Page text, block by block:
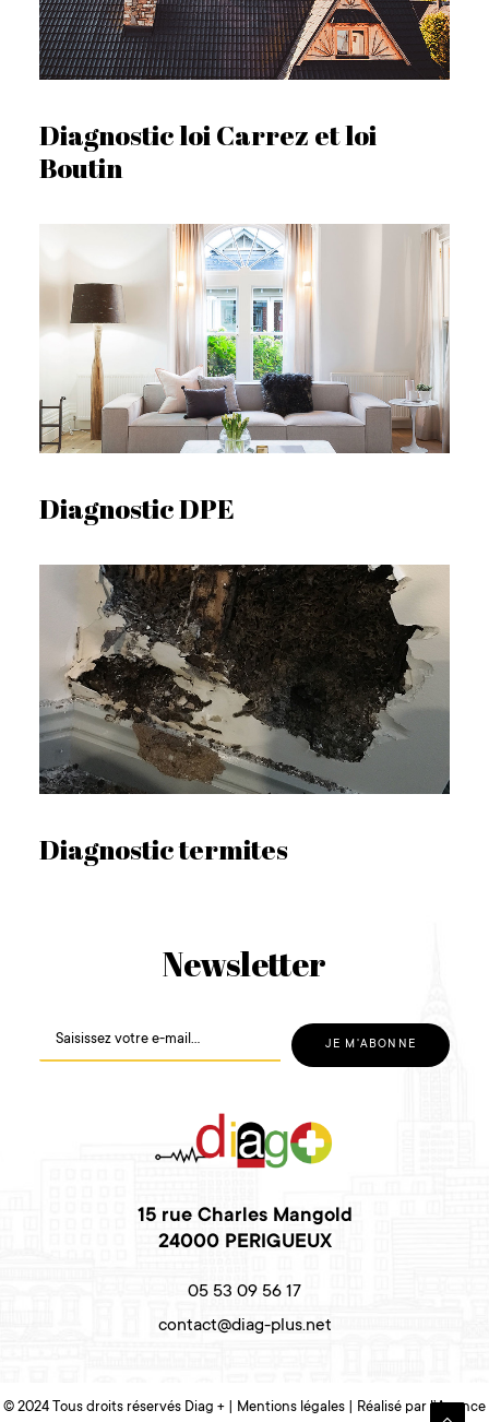
Diagnostic loi Carrez et loi
Boutin
Diagnostic DPE
Diagnostic termites
Newsletter
15 rue Charles Mangold
24000 PERIGUEUX
05 53 09 56 17
contact@diag-plus.net
© 2024 Tous droits réservés Diag + | Mentions légales | Réalisé par l’Agence